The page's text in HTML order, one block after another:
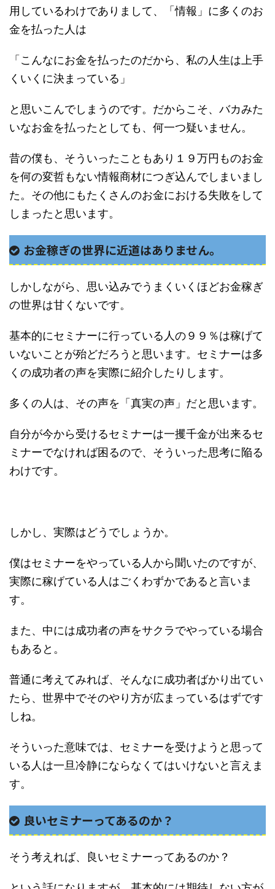
用しているわけでありまして、「情報」に多くのお
金を払った人は
「こんなにお金を払ったのだから、私の人生は上手
くいくに決まっている」
と思いこんでしまうのです。だからこそ、バカみた
いなお金を払ったとしても、何一つ疑いません。
昔の僕も、そういったこともあり１９万円ものお金
を何の変哲もない情報商材につぎ込んでしまいまし
た。その他にもたくさんのお金における失敗をして
しまったと思います。
お金稼ぎの世界に近道はありません。
しかしながら、思い込みでうまくいくほどお金稼ぎ
の世界は甘くないです。
基本的にセミナーに行っている人の９９％は稼げて
いないことが殆どだろうと思います。セミナーは多
くの成功者の声を実際に紹介したりします。
多くの人は、その声を「真実の声」だと思います。
自分が今から受けるセミナーは一攫千金が出来るセ
ミナーでなければ困るので、そういった思考に陥る
わけです。
しかし、実際はどうでしょうか。
僕はセミナーをやっている人から聞いたのですが、
実際に稼げている人はごくわずかであると言いま
す。
また、中には成功者の声をサクラでやっている場合
もあると。
普通に考えてみれば、そんなに成功者ばかり出てい
たら、世界中でそのやり方が広まっているはずです
しね。
そういった意味では、セミナーを受けようと思って
いる人は一旦冷静にならなくてはいけないと言えま
す。
良いセミナーってあるのか？
そう考えれば、良いセミナーってあるのか？